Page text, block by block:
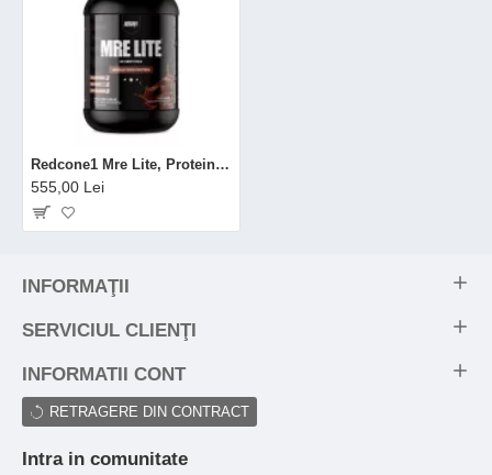
Redcone1 Mre Lite, Proteina De Origine Animala Cu Aroma De Negresa Cu Ciocolata, 870 G
555,00 Lei
INFORMAŢII
SERVICIUL CLIENŢI
INFORMATII CONT
RETRAGERE DIN CONTRACT
Intra in comunitate